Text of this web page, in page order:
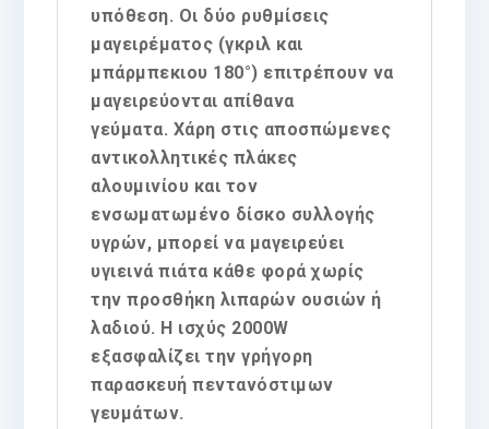
υπόθεση. Οι δύο ρυθμίσεις
μαγειρέματος (γκριλ και
μπάρμπεκιου 180°) επιτρέπουν να
μαγειρεύονται απίθανα
γεύματα. Χάρη στις αποσπώμενες
αντικολλητικές πλάκες
αλουμινίου και τον
ενσωματωμένο δίσκο συλλογής
υγρών, μπορεί να μαγειρεύει
υγιεινά πιάτα κάθε φορά χωρίς
την προσθήκη λιπαρών ουσιών ή
λαδιού. Η ισχύς 2000W
εξασφαλίζει την γρήγορη
παρασκευή πεντανόστιμων
γευμάτων.